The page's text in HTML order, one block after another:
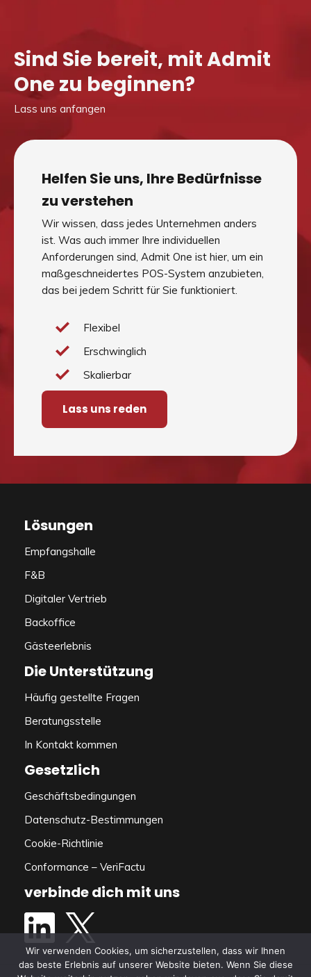
Sind Sie bereit, mit Admit
One zu beginnen?
Lass uns anfangen
Helfen Sie uns, Ihre Bedürfnisse
zu verstehen
Wir wissen, dass jedes Unternehmen anders
ist. Was auch immer Ihre individuellen
Anforderungen sind, Admit One ist hier, um ein
maßgeschneidertes POS-System anzubieten,
das bei jedem Schritt für Sie funktioniert.
Flexibel
Erschwinglich
Skalierbar
Lass uns reden
Lösungen
Empfangshalle
F&B
Digitaler Vertrieb
Backoffice
Gästeerlebnis
Die Unterstützung
Häufig gestellte Fragen
Beratungsstelle
In Kontakt kommen
Gesetzlich
Geschäftsbedingungen
Datenschutz-Bestimmungen
Cookie-Richtlinie
Conformance – VeriFactu
verbinde dich mit uns
Wir verwenden Cookies, um sicherzustellen, dass wir Ihnen
das beste Erlebnis auf unserer Website bieten. Wenn Sie diese